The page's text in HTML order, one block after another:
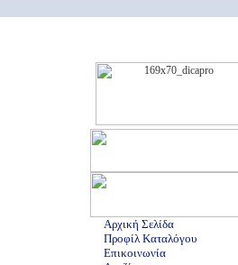
Αρχική Σελίδα
Προφίλ Καταλόγου
Επικοινωνία